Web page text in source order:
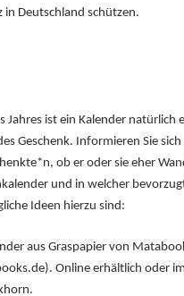
in Deutschland schützen.
Jahres ist ein Kalender natürlich
Geschenk. Informieren Sie
ob er oder sie eher
und in welcher
Ideen hierzu sind:
aus Graspapier von
Online erhältlich oder